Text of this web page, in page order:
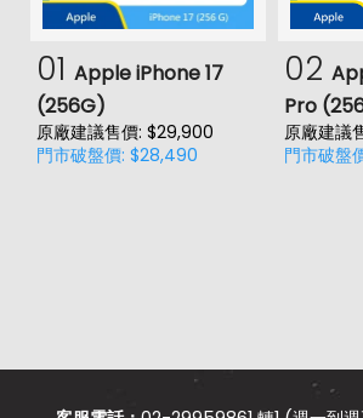
01 Apple iPhone 17
(256G)
原廠建議售價: $29,900
門市破盤價: $28,490
02
Pro
原廠建議
門市破盤